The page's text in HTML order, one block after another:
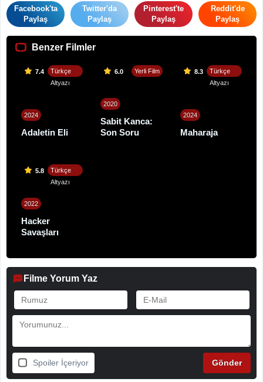
Facebook'ta
Paylaş
Twitter'da
Paylaş
Pinterest'te
Paylaş
Reddit'de
Paylaş
Benzer Filmler
7.4
Türkçe
Altyazı
2024
Adaletin Eli
6.0 Yerli Film
2020
Sabit Kanca:
Son Soru
8.3
Türkçe
Altyazı
2024
Maharaja
5.8
Türkçe
Altyazı
2022
Hacker
Savaşları
Filme Yorum Yaz
Spoiler İçeriyor